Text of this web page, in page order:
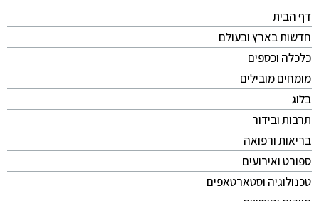
דף הבית
חדשות בארץ ובעולם
כלכלה וכספים
מומחים מובילים
בלוג
תרבות ובידור
בריאות ורפואה
ספורט ואירועים
טכנולוגיה וסטארטאפים